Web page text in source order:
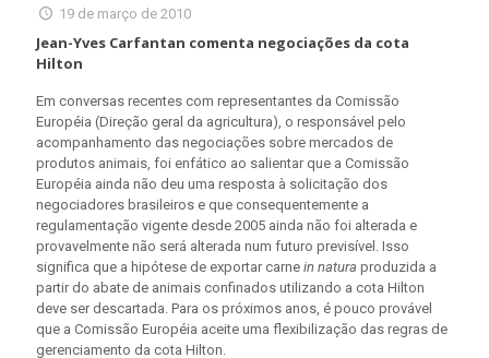
19 de março de 2010
Jean-Yves Carfantan comenta negociações da cota
Hilton
Em conversas recentes com representantes da Comissão
Européia (Direção geral da agricultura), o responsável pelo
acompanhamento das negociações sobre mercados de
produtos animais, foi enfático ao salientar que a Comissão
Européia ainda não deu uma resposta à solicitação dos
negociadores brasileiros e que consequentemente a
regulamentação vigente desde 2005 ainda não foi alterada e
provavelmente não será alterada num futuro previsível. Isso
significa que a hipótese de exportar carne in natura produzida a
partir do abate de animais confinados utilizando a cota Hilton
deve ser descartada. Para os próximos anos, é pouco provável
que a Comissão Européia aceite uma flexibilização das regras de
gerenciamento da cota Hilton.